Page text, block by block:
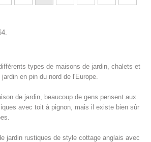
types de maisons de jardin, chalets et
en pin du nord de l'Europe.
de jardin, beaucoup de gens pensent aux
avec toit à pignon, mais il existe bien sûr
jardin rustiques de style cottage anglais avec